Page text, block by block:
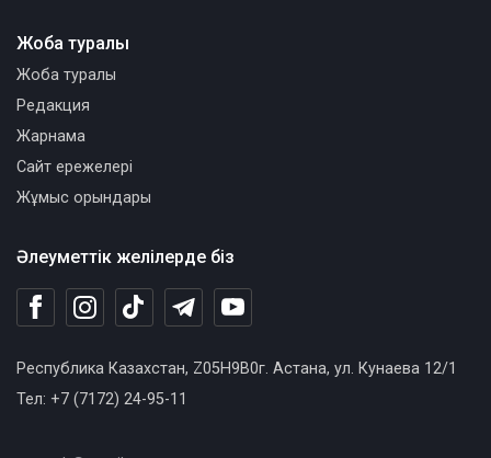
Әлеуметтік желілерде біз
Республика Казахстан, Z05H9B0г. Астана, ул. Кунаева 12/1
Тел: +7 (7172) 24-95-11
Жоба туралы
Жоба туралы
Редакция
Жарнама
Сайт ережелері
Жұмыс орындары